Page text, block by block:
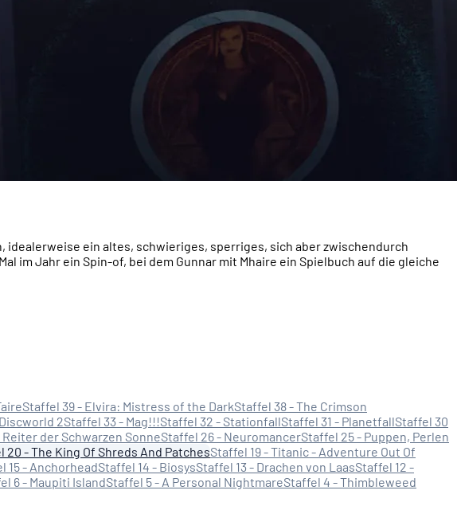
idealerweise ein altes, schwieriges, sperriges, sich aber zwischendurch
im Jahr ein Spin-of, bei dem Gunnar mit Mhaire ein Spielbuch auf die gleiche
Staffel 39 - Elvira: Mistress of the DarkStaffel 38 - The Crimson
2Staffel 33 - Mag!!!Staffel 32 - StationfallStaffel 31 - PlanetfallStaffel 30
der Schwarzen SonneStaffel 26 - NeuromancerStaffel 25 - Puppen, Perlen
20 - The King Of Shreds And PatchesStaffel 19 - Titanic - Adventure Out Of
15 - AnchorheadStaffel 14 - BiosysStaffel 13 - Drachen von LaasStaffel 12 -
6 - Maupiti IslandStaffel 5 - A Personal NightmareStaffel 4 - Thimbleweed